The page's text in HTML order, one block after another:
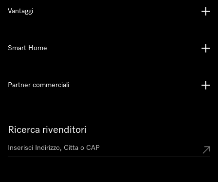
Ricerca rivenditori
Vantaggi
Smart Home
Partner commerciali